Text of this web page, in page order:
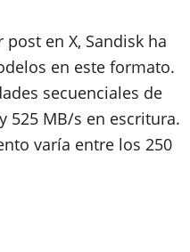
en X, Sandisk ha
en este formato.
secuenciales de
525 MB/s en escritura.
varía entre los 250